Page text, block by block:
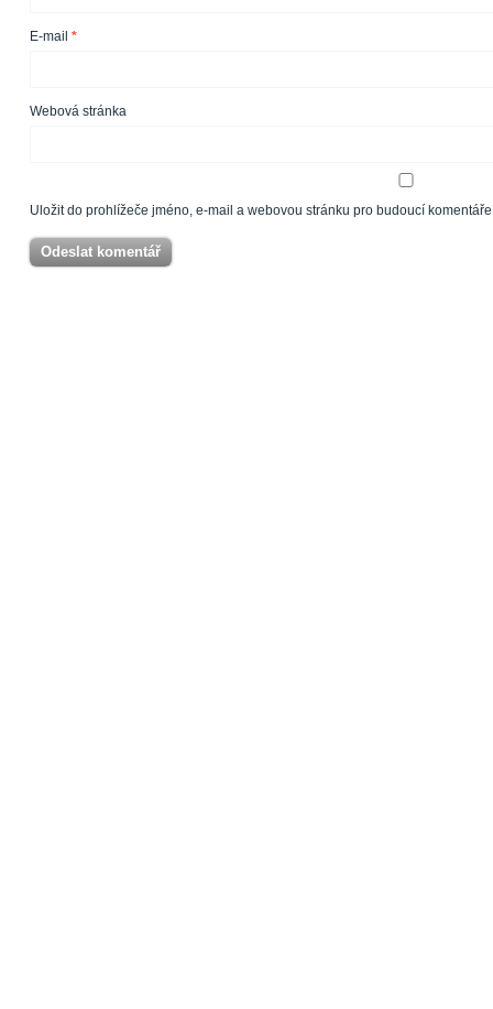
E-mail *
Webová stránka
Uložit do prohlížeče jméno, e-mail a webovou stránku pro budoucí